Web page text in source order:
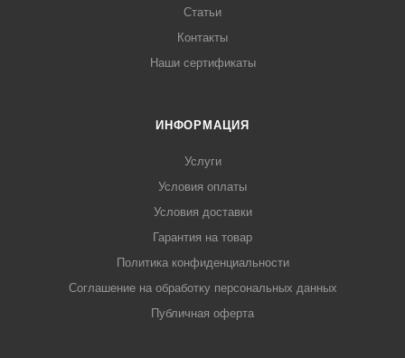
Статьи
Контакты
Наши сертификаты
ИНФОРМАЦИЯ
Услуги
Условия оплаты
Условия доставки
Гарантия на товар
Политика конфиденциальности
Соглашение на обработку персональных данных
Публичная оферта